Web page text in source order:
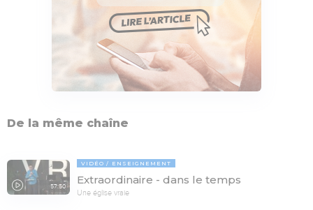
De la même chaîne
57:50
VIDÉO ENSEIGNEMENT
Extraordinaire - dans le temps
Une église vraie